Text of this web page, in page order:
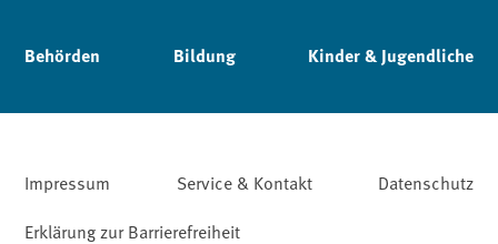
Behörden Bildung Kinder & Jugendliche
Impressum Service & Kontakt
Datenschutz
Erklärung zur Barrierefreiheit